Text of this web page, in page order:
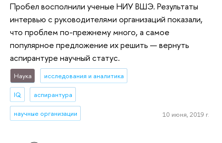
Пробел восполнили ученые НИУ ВШЭ. Результаты
интервью с руководителями организаций показали,
что проблем по-прежнему много, а самое
популярное предложение их решить — вернуть
аспирантуре научный статус.
Наука исследования и аналитика
IQ аспирантура
научные организации 10 июня, 2019 г.